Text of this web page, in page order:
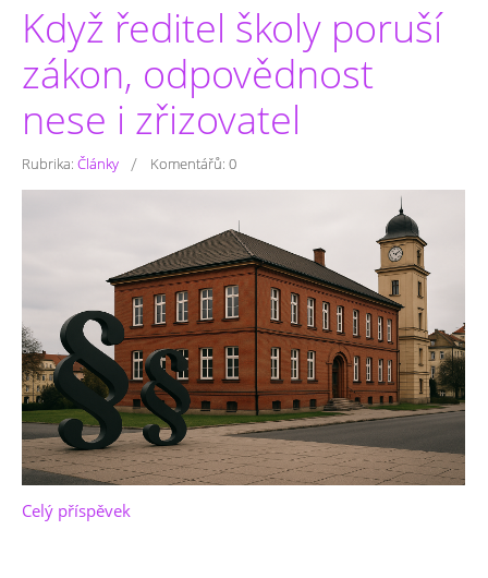
Když ředitel školy poruší
zákon, odpovědnost
nese i zřizovatel
Rubrika: Články / Komentářů: 0
Celý příspěvek